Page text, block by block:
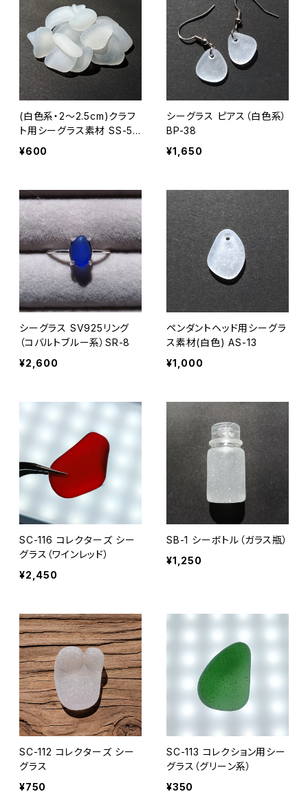
(白色系・2～2.5cm)クラフ
ト用シーグラス素材 SS-50
7
¥600
シーグラス ピアス（白色系）
BP-38
¥1,650
シーグラス SV925リング
（コバルトブルー系）SR-8
¥2,600
ペンダントヘッド用シーグラ
ス素材(白色) AS-13
¥1,000
SC-116 コレクターズ シー
グラス（ワインレッド）
¥2,450
SB-1 シーボトル（ガラス瓶）
¥1,250
SC-112 コレクターズ シー
グラス
¥750
SC-113 コレクション用シー
グラス（グリーン系）
¥350